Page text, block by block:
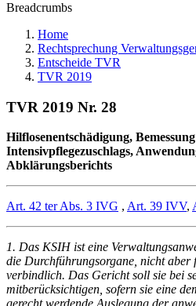
Breadcrumbs
Home
Rechtsprechung
Entscheide TVR
TVR 2019
TVR 2019 Nr. 28
Hilflosenentschädigung,
Intensivpflegezuschlags,
Abklärungsberichts
Art. 42 ter Abs. 3 IVG , Art. 39 IVV,
1. Das KSIH ist eine
die Durchführungsorgane, nicht aber
verbindlich. Das Gericht soll sie bei
mitberücksichtigen, sofern sie eine